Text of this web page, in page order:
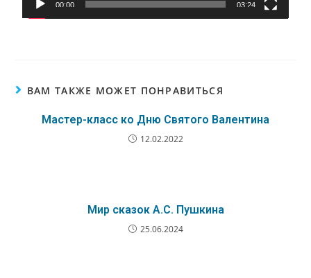
00:00 03:24
ВАМ ТАКЖЕ МОЖЕТ ПОНРАВИТЬСЯ
Мастер-класс ко Дню Святого Валентина
12.02.2022
Мир сказок А.С. Пушкина
25.06.2024